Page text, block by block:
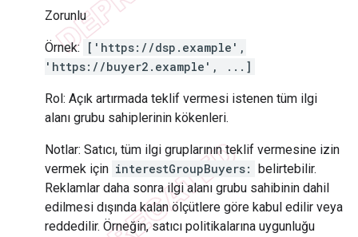
Zorunlu
Örnek: ['https://dsp.example',
'https://buyer2.example', ...]
Rol: Açık artırmada teklif vermesi istenen tüm ilgi
alanı grubu sahiplerinin kökenleri.
Notlar: Satıcı, tüm ilgi gruplarının teklif vermesine izin
vermek için interestGroupBuyers: belirtebilir.
Reklamlar daha sonra ilgi alanı grubu sahibinin dahil
edilmesi dışında kalan ölçütlere göre kabul edilir veya
reddedilir. Örneğin, satıcı politikalarına uygunluğu